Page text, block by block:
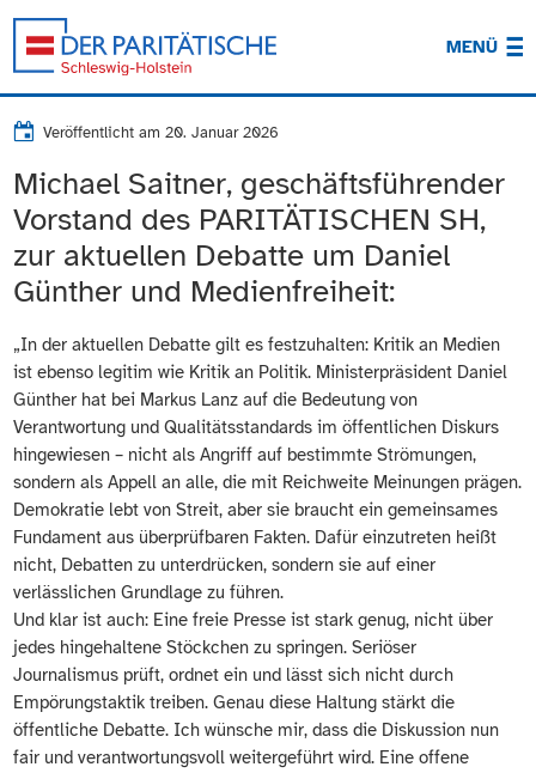
MENÜ
Veröffentlicht am20. Januar 2026
Michael Saitner, geschäftsführender
Vorstand des PARITÄTISCHEN SH,
zur aktuellen Debatte um Daniel
Günther und Medienfreiheit:
„In der aktuellen Debatte gilt es festzuhalten: Kritik an Medien
ist ebenso legitim wie Kritik an Politik. Ministerpräsident Daniel
Günther hat bei Markus Lanz auf die Bedeutung von
Verantwortung und Qualitätsstandards im öffentlichen Diskurs
hingewiesen – nicht als Angriff auf bestimmte Strömungen,
sondern als Appell an alle, die mit Reichweite Meinungen prägen.
Demokratie lebt von Streit, aber sie braucht ein gemeinsames
Fundament aus überprüfbaren Fakten. Dafür einzutreten heißt
nicht, Debatten zu unterdrücken, sondern sie auf einer
verlässlichen Grundlage zu führen.
Und klar ist auch: Eine freie Presse ist stark genug, nicht über
jedes hingehaltene Stöckchen zu springen. Seriöser
Journalismus prüft, ordnet ein und lässt sich nicht durch
Empörungstaktik treiben. Genau diese Haltung stärkt die
öffentliche Debatte. Ich wünsche mir, dass die Diskussion nun
fair und verantwortungsvoll weitergeführt wird. Eine offene